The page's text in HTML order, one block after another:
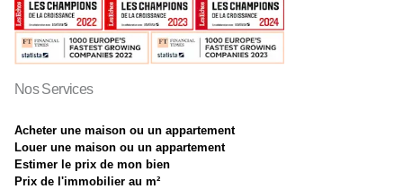
Nos Services
Acheter une maison ou un appartement
Louer une maison ou un appartement
Estimer le prix de mon bien
Prix de l'immobilier au m²